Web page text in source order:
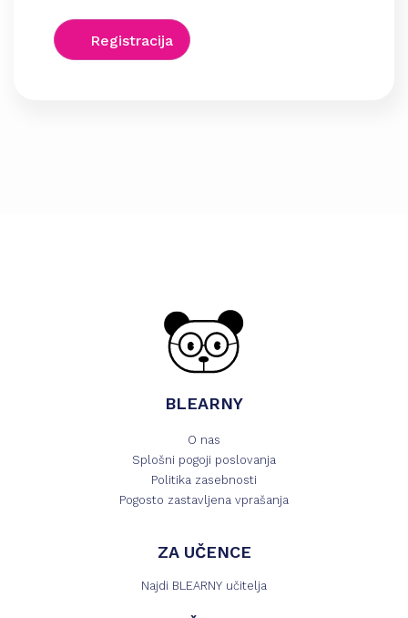
Registracija
BLEARNY
O nas
Splošni pogoji poslovanja
Politika zasebnosti
Pogosto zastavljena vprašanja
ZA UČENCE
Najdi BLEARNY učitelja